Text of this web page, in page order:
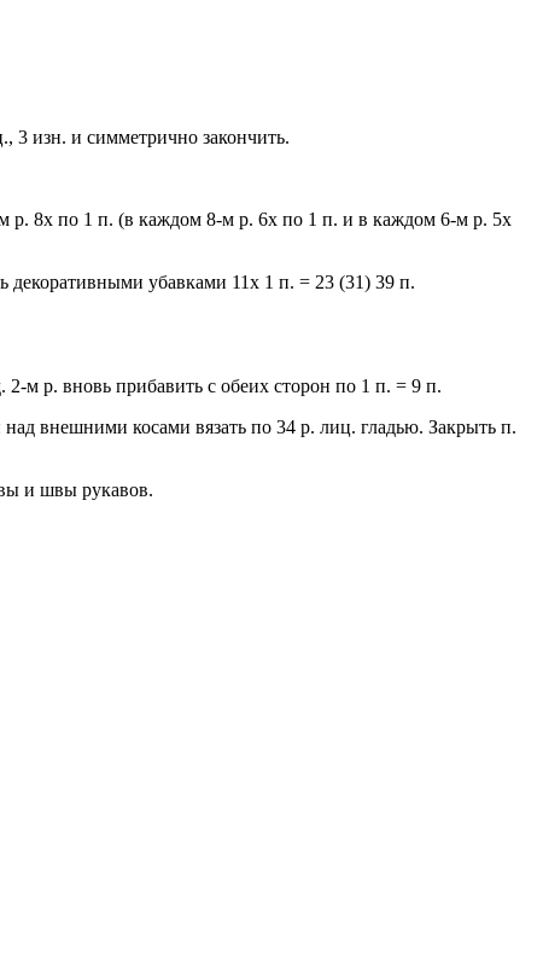
3 изн. и симметрично закончить.
р. 8x по 1 п. (в каждом 8-м р. 6x по 1 п. и в каждом 6-м р. 5x
декоративными убавками 11x 1 п. = 23 (31) 39 п.
м р. вновь прибавить с обеих сторон по 1 п. = 9 п.
внешними косами вязать по 34 р. лиц. гладью. Закрыть п.
и швы рукавов.